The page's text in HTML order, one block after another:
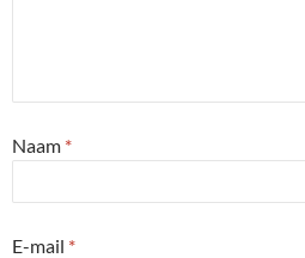
Naam *
E-mail *